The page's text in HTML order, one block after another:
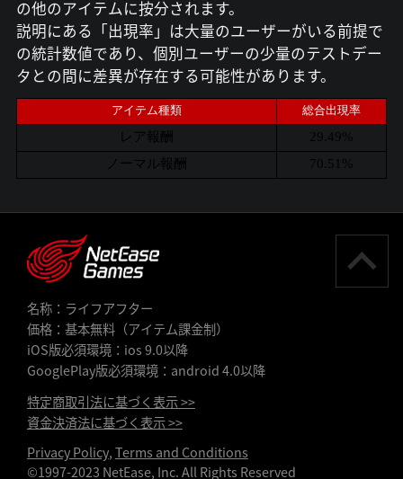
の他のアイテムに按分されます。
説明にある「出現率」は大量のユーザーがいる前提で
の統計数値であり、個別ユーザーの少量のテストデー
タとの間に差異が存在する可能性があります。
アイテム種類 総合出現率
レア報酬
29.49%
ノーマル報酬
70.51%
名称：ライフアフター
価格：基本無料（アイテム課金制）
iOS版必須環境：ios 9.0以降
GooglePlay版必須環境：android 4.0以降
特定商取引法に基づく表示 >>
資金決済法に基づく表示 >>
Privacy Policy, Terms and Conditions
©1997-2023 NetEase, Inc. All Rights Reserved